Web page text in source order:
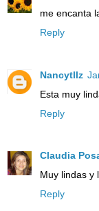
me encanta
Reply
Nancytllz
Esta muy
Reply
Claudia
Muy lindas y
Reply